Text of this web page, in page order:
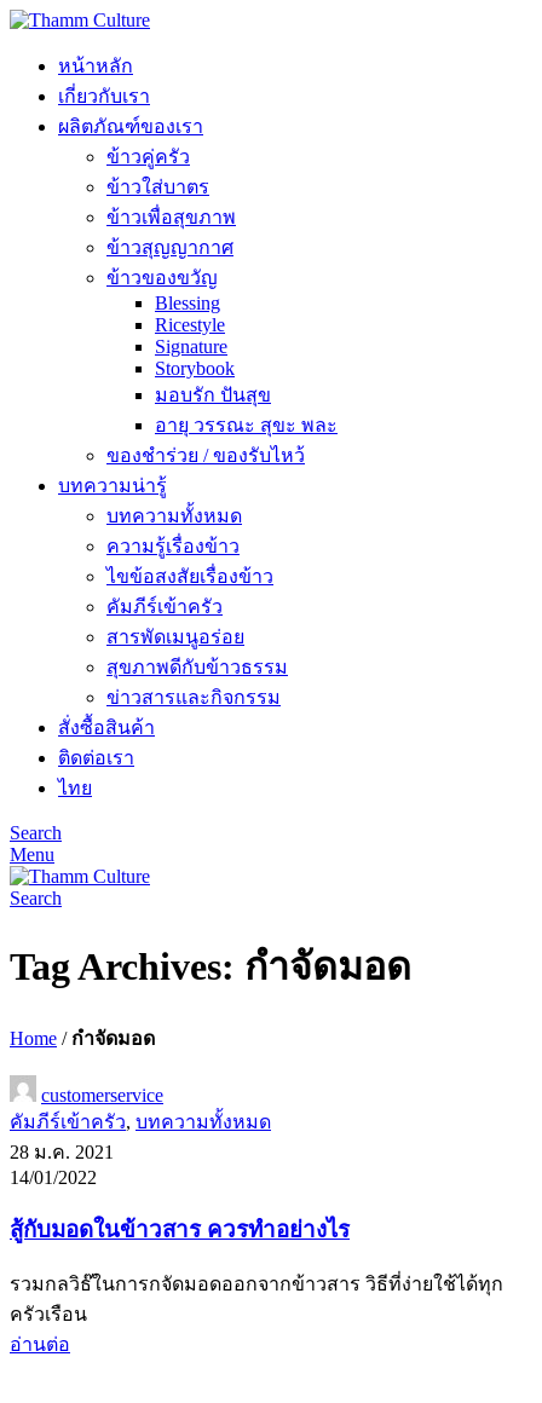
หน้าหลัก
เกี่ยวกับเรา
ผลิตภัณฑ์ของเรา
ข้าวคู่ครัว
ข้าวใส่บาตร
ข้าวเพื่อสุขภาพ
ข้าวสุญญากาศ
ข้าวของขวัญ
Blessing
Ricestyle
Signature
Storybook
มอบรัก ปันสุข
อายุ วรรณะ สุขะ พละ
ของชำร่วย / ของรับไหว้
บทความน่ารู้
บทความทั้งหมด
ความรู้เรื่องข้าว
ไขข้อสงสัยเรื่องข้าว
คัมภีร์เข้าครัว
สารพัดเมนูอร่อย
สุขภาพดีกับข้าวธรรม
ข่าวสารและกิจกรรม
สั่งซื้อสินค้า
ติดต่อเรา
ไทย
Search
Menu
Search
Tag Archives: กำจัดมอด
Home / กำจัดมอด
customerservice
คัมภีร์เข้าครัว, บทความทั้งหมด
28 ม.ค. 2021
14/01/2022
สู้กับมอดในข้าวสาร ควรทำอย่างไร
รวมกลวิธ๊ในการกจัดมอดออกจากข้าวสาร วิธีที่ง่ายใช้ได้ทุก
ครัวเรือน
อ่านต่อ